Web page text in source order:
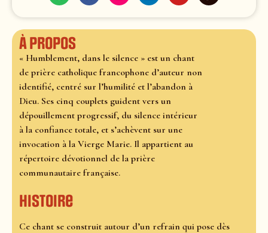
À propos
« Humblement, dans le silence » est un chant
de prière catholique francophone d’auteur non
identifié, centré sur l’humilité et l’abandon à
Dieu. Ses cinq couplets guident vers un
dépouillement progressif, du silence intérieur
à la confiance totale, et s’achèvent sur une
invocation à la Vierge Marie. Il appartient au
répertoire dévotionnel de la prière
communautaire française.
Histoire
Ce chant se construit autour d’un refrain qui pose dès